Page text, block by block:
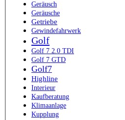
Geräusch
Geräusche
Getriebe
Gewindefahrwerk
Golf
Golf 7 2.0 TDI
Golf 7 GTD
Golf7
Highline
Interieur
Kaufberatung
Klimaanlage
Kupplung